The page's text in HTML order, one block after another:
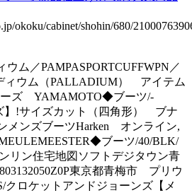
okoku/cabinet/shohin/680/
ム／PAMPASPORTCUFFWPN／
ィウム（PALLADIUM） アイテム
ーズ YAMAMOTO◆ブーツ/-
】!サイズカット（四角形） ブナ
メンズブーツHarken オンライン,
ブーツ/40/BLK/
リン住宅地図ソフトデジタウン青
東京都青梅市 プリウ
クロケットアンドジョーンズ【メ